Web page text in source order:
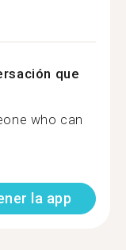
que
who can
la app